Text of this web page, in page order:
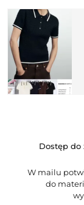
Dostęp do
W mailu
do